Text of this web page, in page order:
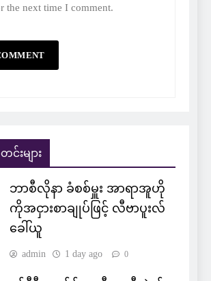
the next time I comment.
းများ
ဘာစီလိုနာ ခံစစ်မှူး အာရာအူဟို
ကိုအငှားစာချုပ်ဖြင့် လီဗာပူးလ်
ခေါ်ယူ
admin 1 day ago 0